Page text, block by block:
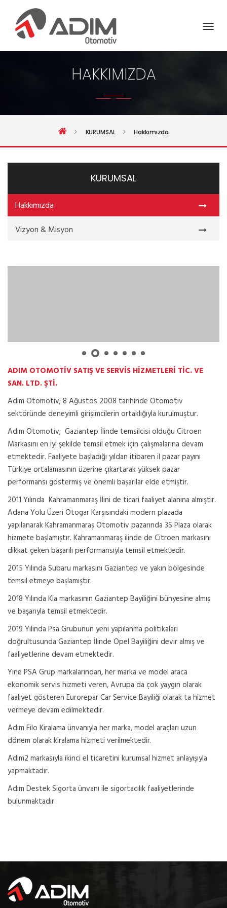
HAKKIMIZDA
KURUMSAL Hakkımızda
KURUMSAL
Hakkımızda
Vizyon & Misyon
ADIM OTOMOTİV SATIŞ VE SERVİS HİZMETLERİ TİC. VE
SAN. LTD. ŞTİ.
Adım Otomotiv; 8 Ağustos 2008 tarihinde Otomotiv
sektöründe deneyimli girişimcilerin ortaklığıyla kurulmuştur.
Adım Otomotiv; Gaziantep İlinde temsilcisi olduğu Citroen
Markasını en iyi şekilde temsil etmek için çalışmalarına devam
etmektedir. Faaliyete başladığı yıldan itibaren il pazar payını
Türkiye ortalamasının üzerine çıkartarak yüksek pazar
performansı göstermiş ve önemli başarılar elde etmiştir.
2011 Yılında Kahramanmaraş İlini de ticari faaliyet alanına almıştır.
Adana Yolu Üzeri Otogar Karşısındaki modern plazada
yapılanarak Kahramanmaraş Otomotiv pazarında 3S Plaza olarak
hizmete başlamıştır. Kahramanmaraş ilinde de Citroen markasını
dikkat çeken başarılı performansıyla temsil etmektedir.
2015 Yılında Subaru markasını Gaziantep ve yakın bölgesinde
temsil etmeye başlamıştır.
2018 Yılında Kia markasının Gaziantep Bayiliğini bünyesine almış
ve başarıyla temsil etmektedir.
2019 Yılında Psa Grubunun yeni yapılanma politikaları
doğrultusunda Gaziantep İlinde Opel Bayiliğini devir almış ve
faaliyetlerine devam etmektedir.
Yine PSA Grup markalarından, her marka ve model araca
ekonomik servis hizmeti veren, Avrupa da çok yaygın olarak
faaliyet gösteren Eurorepar Car Service Bayiliği olarak ta hizmet
vermeye devam edilmektedir.
Adım Filo Kiralama ünvanıyla her marka, model araçları uzun
dönem olarak kiralama hizmeti verilmektedir.
Adım2 markasıyla ikinci el ticaretini kurumsal hizmet anlayışıyla
yapmaktadır.
Adım Destek Sigorta ünvanı ile sigortacılık faaliyetlerinde
bulunmaktadır.